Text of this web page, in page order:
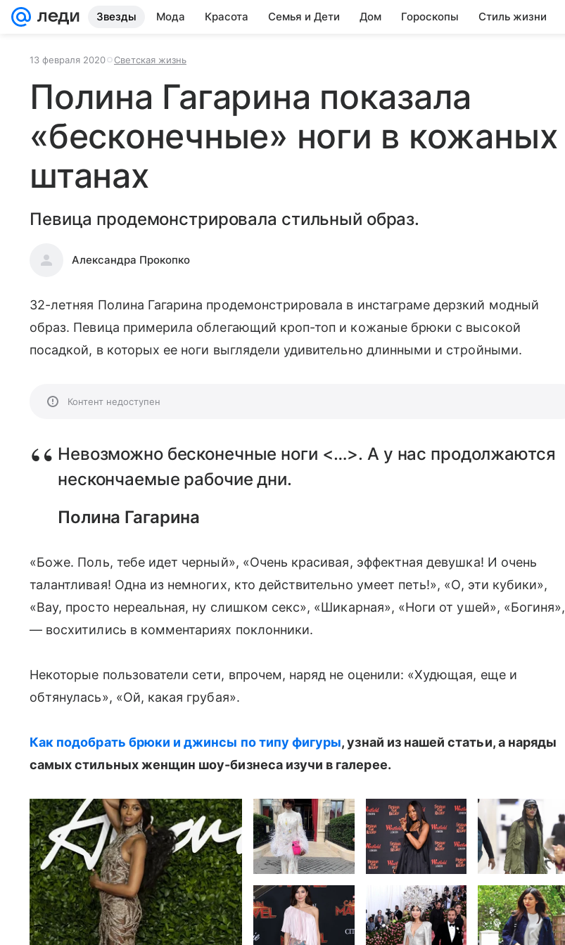
Звезды Мода Красота Семья и Дети Дом Гороскопы Стиль жизни
13 февраля 2020 Светская жизнь
Полина Гагарина показала
«бесконечные» ноги в кожаных
штанах
Певица продемонстрировала стильный образ.
Александра Прокопко
32-летняя Полина Гагарина продемонстрировала в инстаграме дерзкий модный
образ. Певица примерила облегающий кроп-топ и кожаные брюки с высокой
посадкой, в которых ее ноги выглядели удивительно длинными и стройными.
Контент недоступен
Невозможно бесконечные ноги <…>. А у нас продолжаются
нескончаемые рабочие дни.
Полина Гагарина
«Боже. Поль, тебе идет черный», «Очень красивая, эффектная девушка! И очень
талантливая! Одна из немногих, кто действительно умеет петь!», «О, эти кубики»,
«Вау, просто нереальная, ну слишком секс», «Шикарная», «Ноги от ушей», «Богиня»,
— восхитились в комментариях поклонники.
Некоторые пользователи сети, впрочем, наряд не оценили: «Худющая, еще и
обтянулась», «Ой, какая грубая».
Как подобрать брюки и джинсы по типу фигуры, узнай из нашей статьи, а наряды
самых стильных женщин шоу-бизнеса изучи в галерее.